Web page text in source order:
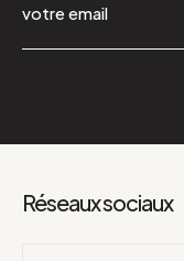
Réseaux sociaux